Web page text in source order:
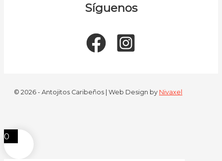
Síguenos
© 2026 - Antojitos Caribeños | Web Design by Nivaxel
0